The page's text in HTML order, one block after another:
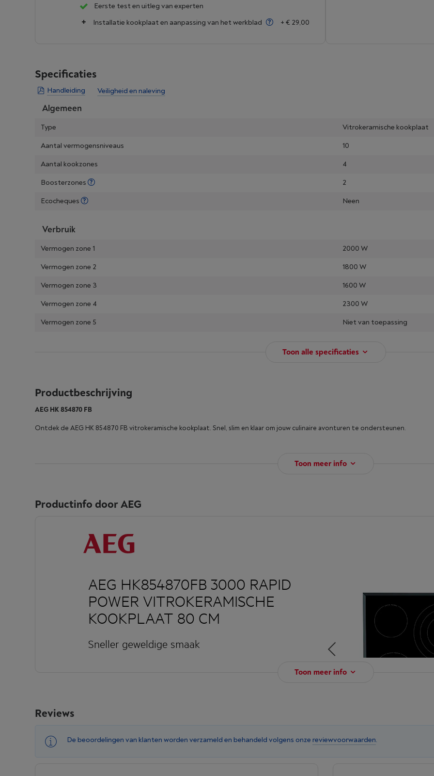
Eerste test en uitleg van experten
Installatie kookplaat en aanpassing van het werkblad
+ € 29,00
Specificaties
Handleiding Veiligheid en naleving
Algemeen
Type
Vitrokeramische kookplaat
Aantal vermogensniveaus
10
Aantal kookzones
4
Boosterzones
2
Ecocheques
Neen
Verbruik
Vermogen zone 1
2000 W
Vermogen zone 2
1800 W
Vermogen zone 3
1600 W
Vermogen zone 4
2300 W
Vermogen zone 5
Niet van toepassing
Toon alle specificaties
Productbeschrijving
AEG HK 854870 FB
Ontdek de AEG HK 854870 FB vitrokeramische kookplaat. Snel, slim en klaar om jouw culinaire avonturen te ondersteunen.
Toon meer info
Productinfo door AEG
AEG HK854870FB 3000 RAPID
POWER VITROKERAMISCHE
KOOKPLAAT 80 CM
Sneller geweldige smaak
Wilt u ook dat uw keramische kookplaat sneller warm wordt? Nu is er
Vergroot uw kookmogelijkheden
Toon meer info
Reviews
De beoordelingen van klanten worden verzameld en behandeld volgens onze reviewvoorwaarden.